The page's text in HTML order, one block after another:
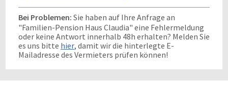
Bei Problemen: Sie haben auf Ihre Anfrage an
"Familien-Pension Haus Claudia" eine Fehlermeldung
oder keine Antwort innerhalb 48h erhalten? Melden Sie
es uns bitte hier, damit wir die hinterlegte E-
Mailadresse des Vermieters prüfen können!